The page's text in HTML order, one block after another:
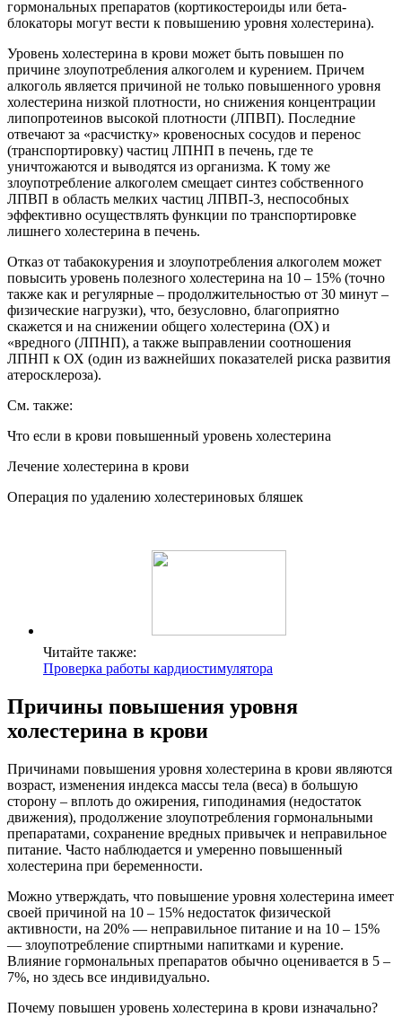
гормональных препаратов (кортикостероиды или бета-
блокаторы могут вести к повышению уровня холестерина).
Уровень холестерина в крови может быть повышен по
причине злоупотребления алкоголем и курением. Причем
алкоголь является причиной не только повышенного уровня
холестерина низкой плотности, но снижения концентрации
липопротеинов высокой плотности (ЛПВП). Последние
отвечают за «расчистку» кровеносных сосудов и перенос
(транспортировку) частиц ЛПНП в печень, где те
уничтожаются и выводятся из организма. К тому же
злоупотребление алкоголем смещает синтез собственного
ЛПВП в область мелких частиц ЛПВП-3, неспособных
эффективно осуществлять функции по транспортировке
лишнего холестерина в печень.
Отказ от табакокурения и злоупотребления алкоголем может
повысить уровень полезного холестерина на 10 – 15% (точно
также как и регулярные – продолжительностью от 30 минут –
физические нагрузки), что, безусловно, благоприятно
скажется и на снижении общего холестерина (ОХ) и
«вредного (ЛПНП), а также выправлении соотношения
ЛПНП к ОХ (один из важнейших показателей риска развития
атеросклероза).
См. также:
Что если в крови повышенный уровень холестерина
Лечение холестерина в крови
Операция по удалению холестериновых бляшек
Читайте также:
Проверка работы кардиостимулятора
Причины повышения уровня
холестерина в крови
Причинами повышения уровня холестерина в крови являются
возраст, изменения индекса массы тела (веса) в большую
сторону – вплоть до ожирения, гиподинамия (недостаток
движения), продолжение злоупотребления гормональными
препаратами, сохранение вредных привычек и неправильное
питание. Часто наблюдается и умеренно повышенный
холестерина при беременности.
Можно утверждать, что повышение уровня холестерина имеет
своей причиной на 10 – 15% недостаток физической
активности, на 20% — неправильное питание и на 10 – 15%
— злоупотребление спиртными напитками и курение.
Влияние гормональных препаратов обычно оценивается в 5 –
7%, но здесь все индивидуально.
Почему повышен уровень холестерина в крови изначально?